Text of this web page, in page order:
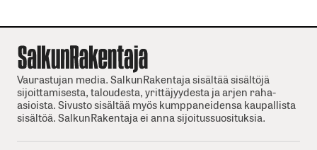
Vaurastujan media. SalkunRakentaja sisältää sisältöjä
sijoittamisesta, taloudesta, yrittäjyydesta ja arjen raha-
asioista. Sivusto sisältää myös kumppaneidensa kaupallista
sisältöä. SalkunRakentaja ei anna sijoitussuosituksia.